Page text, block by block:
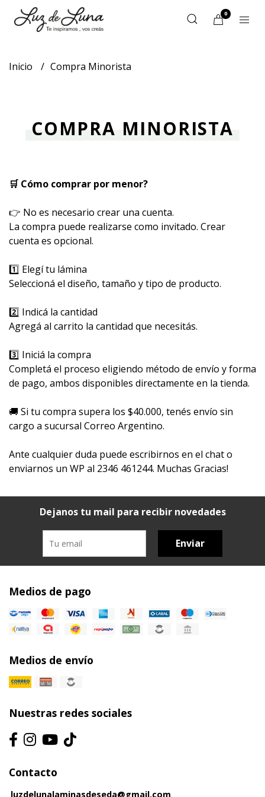
0
Inicio Compra Minorista
COMPRA MINORISTA
🛒 Cómo comprar por menor?
👉 No es necesario crear una cuenta.
La compra puede realizarse como invitado. Crear
cuenta es opcional.
1️⃣ Elegí tu lámina
Seleccioná el diseño, tamaño y tipo de producto.
2️⃣ Indicá la cantidad
Agregá al carrito la cantidad que necesitás.
3️⃣ Iniciá la compra
Completá el proceso eligiendo método de envío y forma
de pago, ambos disponibles directamente en la tienda.
🚚 Si tu compra supera los $40.000, tenés envío sin
cargo a sucursal Correo Argentino.
Ante cualquier duda puede escribirnos en el chat o
enviarnos un WP al 2346 461244. Muchas Gracias!
Dejanos tu mail para recibir novedades
Enviar
Medios de pago
Medios de envío
Nuestras redes sociales
Contacto
luzdelunalaminasdeseda@gmail.com